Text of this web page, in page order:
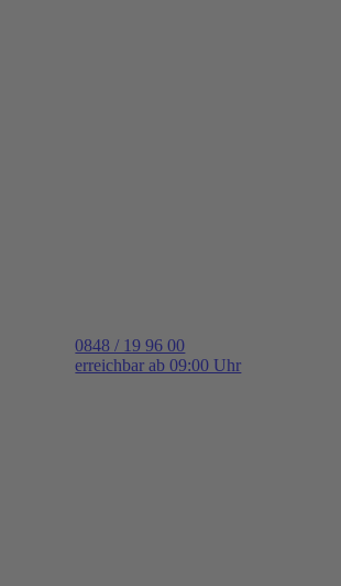
0848 / 19 96 00
erreichbar ab 09:00 Uhr